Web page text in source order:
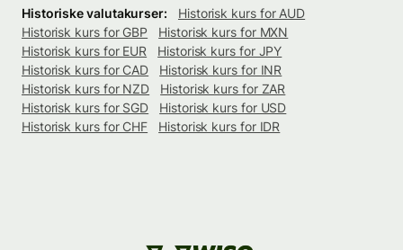
Historiske valutakurser:
Historisk kurs for AUD
Historisk kurs for GBP
Historisk kurs for MXN
Historisk kurs for EUR
Historisk kurs for JPY
Historisk kurs for CAD
Historisk kurs for INR
Historisk kurs for NZD
Historisk kurs for ZAR
Historisk kurs for SGD
Historisk kurs for USD
Historisk kurs for CHF
Historisk kurs for IDR